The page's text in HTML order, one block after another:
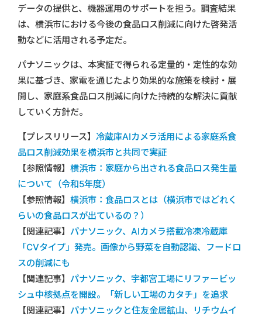
データの提供と、機器運用のサポートを担う。調査結果
は、横浜市における今後の食品ロス削減に向けた啓発活
動などに活用される予定だ。
パナソニックは、本実証で得られる定量的・定性的な効
果に基づき、家電を通じたより効果的な施策を検討・展
開し、家庭系食品ロス削減に向けた持続的な解決に貢献
していく方針だ。
【プレスリリース】 冷蔵庫AIカメラ活用による家庭系食
品ロス削減効果を横浜市と共同で実証
【参照情報】 横浜市：家庭から出される食品ロス発生量
について（令和5年度）
【参照情報】 横浜市：食品ロスとは（横浜市ではどれく
らいの食品ロスが出ているの？）
【関連記事】 パナソニック、AIカメラ搭載冷凍冷蔵庫
「CVタイプ」発売。画像から野菜を自動認識、フードロ
スの削減にも
【関連記事】 パナソニック、宇都宮工場にリファービッ
シュ中核拠点を開設。「新しい工場のカタチ」を追求
【関連記事】 パナソニックと住友金属鉱山、リチウムイ